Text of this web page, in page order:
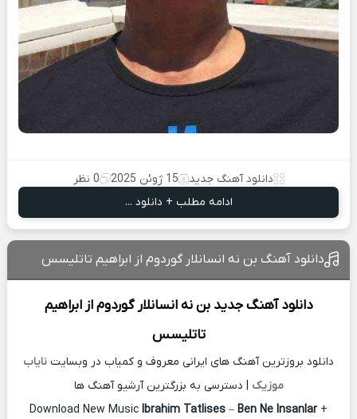
دانلود آهنگ جدید 15 ژوئن 2025
0 نظر
ادامه مطلب + دانلود ...
دانلود آهنگ بن نه انسانلار گوردوم از ابراهیم تاتلیسس
دانلود آهنگ جدید بن نه انسانلار گوردوم ازابراهیم
تاتلیسس
دانلود بروزترین آهنگ های ایرانی معروف و کمیاب در وبسایت نایاب
موزیک | دسترسی به بزرگترین آرشیو آهنگ ها
Download New Music Ibrahim Tatlises – Ben Ne Insanlar +